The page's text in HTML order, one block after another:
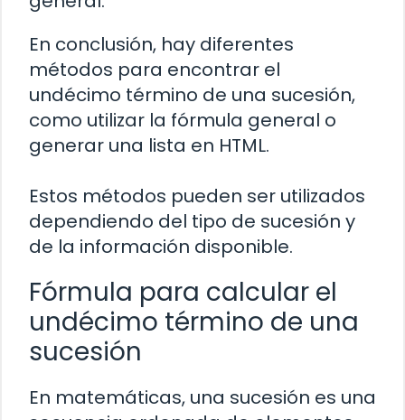
En conclusión, hay diferentes
métodos para encontrar el
undécimo término de una sucesión,
como utilizar la fórmula general o
generar una lista en HTML.
Estos métodos pueden ser utilizados
dependiendo del tipo de sucesión y
de la información disponible.
Fórmula para calcular el
undécimo término de una
sucesión
En matemáticas, una sucesión es una